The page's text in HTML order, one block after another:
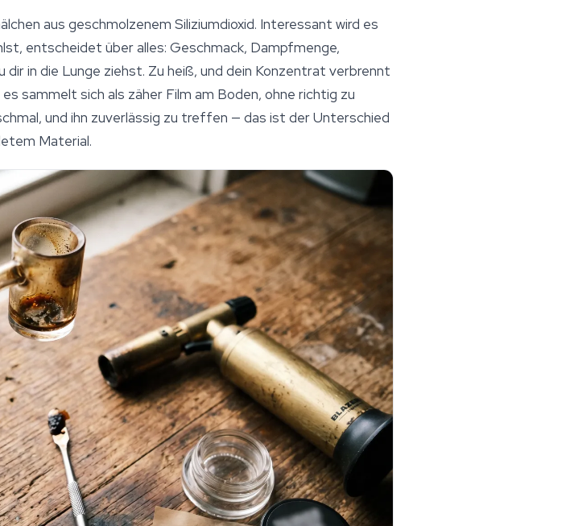
aus geschmolzenem Siliziumdioxid. Interessant wird es
entscheidet über alles: Geschmack, Dampfmenge,
in die Lunge ziehst. Zu heiß, und dein Konzentrat verbrennt
sammelt sich als zäher Film am Boden, ohne richtig zu
und ihn zuverlässig zu treffen — das ist der Unterschied
Material.